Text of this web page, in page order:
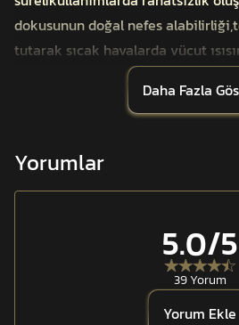
dokusunun doğal nefes
tutarak sıcak havalarda vücut
dengelenmesinekatkı sağlar.
Soğuk hava koşullarında boyun ve
yalıtımısağlarken, sıcak havalarda
ve sineklere karşı etkili
üstlenir. Çok amaçlı tasarımı
örtüsü veya baş koruyucu olarak
Operasyonel kullanımın yanı sıra
dağcılık,kamp, trekking ve günlük
tercih edilir. Anafarta logolujakarlı
Daha Fazla
Yorumlar
5.0/5
39 Yorum
Yorum Ekle